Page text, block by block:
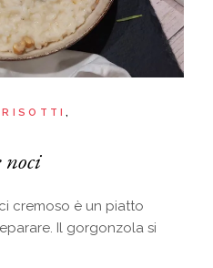
noci
cremoso è un piatto
Il gorgonzola si